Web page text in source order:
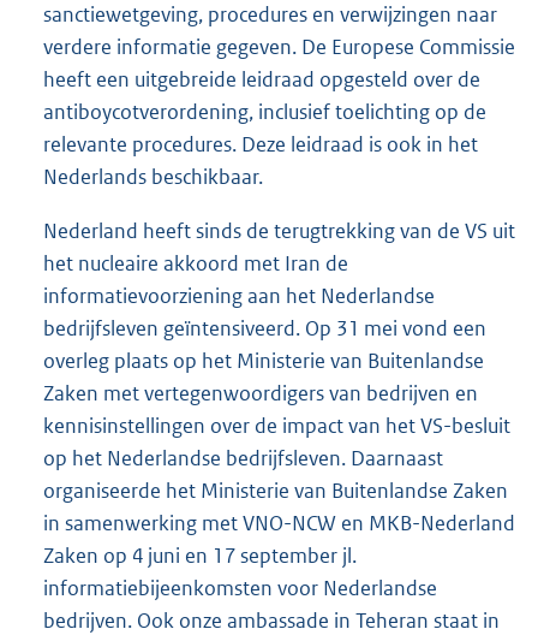
sanctiewetgeving, procedures en verwijzingen naar
verdere informatie gegeven. De Europese Commissie
heeft een uitgebreide leidraad opgesteld over de
antiboycotverordening, inclusief toelichting op de
relevante procedures. Deze leidraad is ook in het
Nederlands beschikbaar.
Nederland heeft sinds de terugtrekking van de VS uit
het nucleaire akkoord met Iran de
informatievoorziening aan het Nederlandse
bedrijfsleven geïntensiveerd. Op 31 mei vond een
overleg plaats op het Ministerie van Buitenlandse
Zaken met vertegenwoordigers van bedrijven en
kennisinstellingen over de impact van het VS-besluit
op het Nederlandse bedrijfsleven. Daarnaast
organiseerde het Ministerie van Buitenlandse Zaken
in samenwerking met VNO-NCW en MKB-Nederland
Zaken op 4 juni en 17 september jl.
informatiebijeenkomsten voor Nederlandse
bedrijven. Ook onze ambassade in Teheran staat in